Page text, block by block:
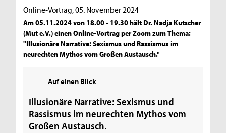
Online-Vortrag, 05. November 2024
Am 05.11.2024 von 18.00 - 19.30 hält Dr. Nadja Kutscher
(Mut e.V.) einen Online-Vortrag per Zoom zum Thema:
"Illusionäre Narrative: Sexismus und Rassismus im
neurechten Mythos vom Großen Austausch."
Auf einen Blick
Illusionäre Narrative: Sexismus und
Rassismus im neurechten Mythos vom
Großen Austausch.